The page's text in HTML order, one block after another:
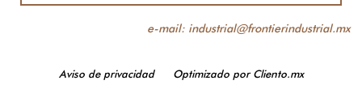
e-mail: industrial@frontierindustrial.mx
Aviso de privacidad Optimizado por Cliento.mx